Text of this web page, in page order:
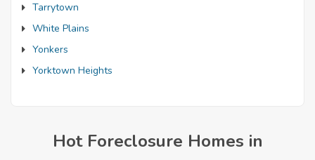
Tarrytown
White Plains
Yonkers
Yorktown Heights
Hot Foreclosure Homes in